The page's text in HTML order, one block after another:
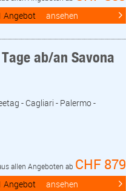
Angebot ansehen
ab/an Savona
- Cagliari - Palermo -
allen Angeboten ab CHF 879
Angebot ansehen